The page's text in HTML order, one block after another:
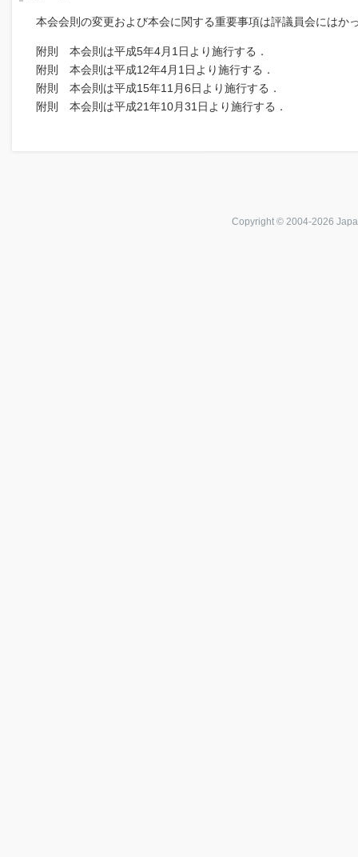
本会会則の変更および本会に関する重要事項は評議員会にはか
附則 本会則は平成5年4月1日より施行する．
附則 本会則は平成12年4月1日より施行する．
附則 本会則は平成15年11月6日より施行する．
附則 本会則は平成21年10月31日より施行する．
Copyright © 2004-2026